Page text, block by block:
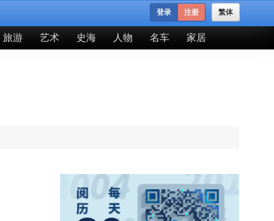
繁体
登录 注册
旅游 艺术 史海 人物 名车 家居